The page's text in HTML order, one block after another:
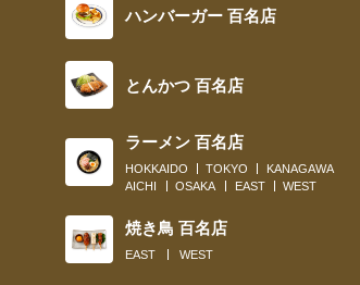
ハンバーガー 百名店
とんかつ 百名店
ラーメン 百名店
HOKKAIDO TOKYO
KANAGAWA
AICHI
OSAKA EAST WEST
焼き鳥 百名店
EAST WEST
る、絶品タマゴ料理